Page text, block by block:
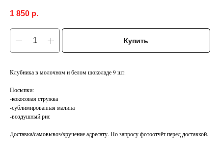
1 850 р.
Купить
Клубника в молочном и белом шоколаде 9 шт.
Посыпки:
-кокосовая стружка
-сублимированная малина
-воздушный рис
Доставка/самовывоз/вручение адресату. По запросу фотоотчёт перед доставкой.